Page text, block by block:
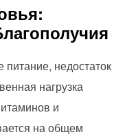
недостаток
нагрузка
и
на общем